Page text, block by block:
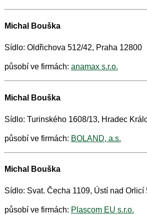
Michal Bouška
Sídlo: Oldřichova 512/42, Praha 12800
působí ve firmách: anamax s.r.o.
Michal Bouška
Sídlo: Turinského 1608/13, Hradec
působí ve firmách: BOLAND, a.s.
Michal Bouška
Sídlo: Svat. Čecha 1109, Ústí nad Orlicí
působí ve firmách: Plascom EU s.r.o.